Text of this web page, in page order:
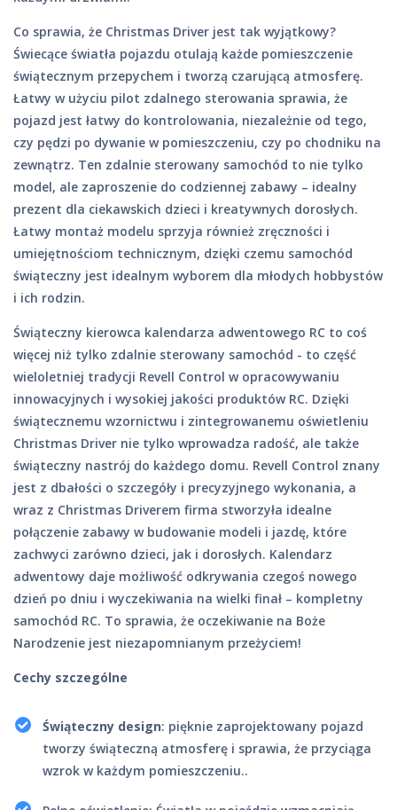
Co sprawia, że Christmas Driver jest tak wyjątkowy?
Świecące światła pojazdu otulają każde pomieszczenie
świątecznym przepychem i tworzą czarującą atmosferę.
Łatwy w użyciu pilot zdalnego sterowania sprawia, że
pojazd jest łatwy do kontrolowania, niezależnie od tego,
czy pędzi po dywanie w pomieszczeniu, czy po chodniku na
zewnątrz. Ten zdalnie sterowany samochód to nie tylko
model, ale zaproszenie do codziennej zabawy – idealny
prezent dla ciekawskich dzieci i kreatywnych dorosłych.
Łatwy montaż modelu sprzyja również zręczności i
umiejętnościom technicznym, dzięki czemu samochód
świąteczny jest idealnym wyborem dla młodych hobbystów
i ich rodzin.
Świąteczny kierowca kalendarza adwentowego RC to coś
więcej niż tylko zdalnie sterowany samochód - to część
wieloletniej tradycji Revell Control w opracowywaniu
innowacyjnych i wysokiej jakości produktów RC. Dzięki
świątecznemu wzornictwu i zintegrowanemu oświetleniu
Christmas Driver nie tylko wprowadza radość, ale także
świąteczny nastrój do każdego domu. Revell Control znany
jest z dbałości o szczegóły i precyzyjnego wykonania, a
wraz z Christmas Driverem firma stworzyła idealne
połączenie zabawy w budowanie modeli i jazdę, które
zachwyci zarówno dzieci, jak i dorosłych. Kalendarz
adwentowy daje możliwość odkrywania czegoś nowego
dzień po dniu i wyczekiwania na wielki finał – kompletny
samochód RC. To sprawia, że oczekiwanie na Boże
Narodzenie jest niezapomnianym przeżyciem!
Cechy szczególne
Świąteczny design: pięknie zaprojektowany pojazd
tworzy świąteczną atmosferę i sprawia, że przyciąga
wzrok w każdym pomieszczeniu..